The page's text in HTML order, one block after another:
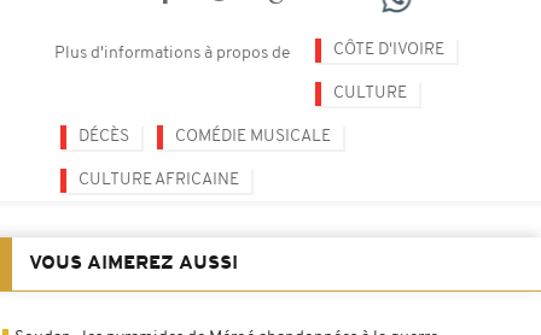
Plus d'informations à propos de CÔTE D'IVOIRE
CULTURE
DÉCÈS COMÉDIE MUSICALE
CULTURE AFRICAINE
VOUS AIMEREZ AUSSI